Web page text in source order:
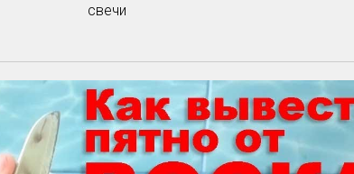
свечи